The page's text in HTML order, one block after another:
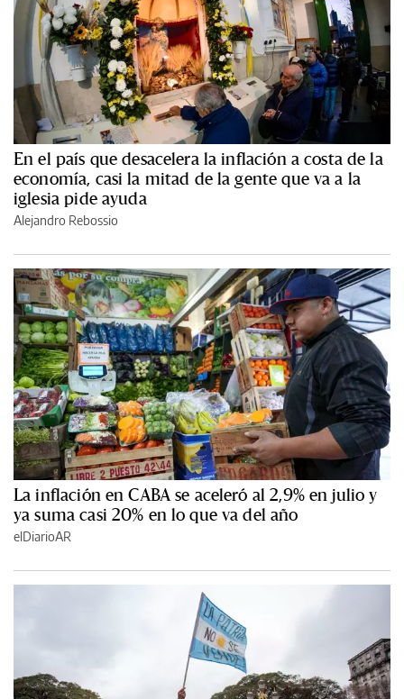
En el país que desacelera la inflación a costa de la
economía, casi la mitad de la gente que va a la
iglesia pide ayuda
Alejandro Rebossio
La inflación en CABA se aceleró al 2,9% en julio y
ya suma casi 20% en lo que va del año
elDiarioAR